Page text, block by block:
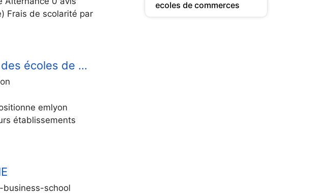
Frais de scolarité par
écoles de …
emlyon
établissements
school
ecoles de commerces